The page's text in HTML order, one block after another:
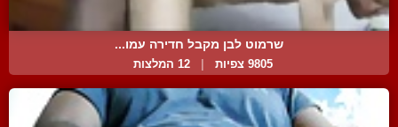
שרמוט לבן מקבל חדירה עמו...
9805 צפיות | 12 המלצות